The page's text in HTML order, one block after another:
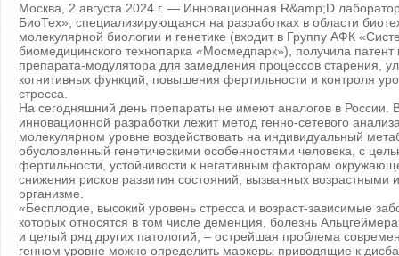
Москва, 2 августа 2024 г. — Инновационная R&amp;D
БиоТех», специализирующаяся на разработках в области
молекулярной биологии и генетике (входит в Группу АФК
биомедицинского технопарка «Мосмедпарк»), получила патент
препарата-модулятора для замедления процессов старения,
когнитивных функций, повышения фертильности и контроля
стресса.
На сегодняшний день препараты не имеют аналогов в России.
инновационной разработки лежит метод генно-сетевого
молекулярном уровне воздействовать на индивидуальный
обусловленный генетическими особенностями человека, с
фертильности, устойчивости к негативным факторам
снижения рисков развития состояний, вызванных возрастными
организме.
«Бесплодие, высокий уровень стресса и возраст-зависимые
которых относятся в том числе деменция, болезнь
и целый ряд других патологий, – острейшая проблема
генном уровне можно определить маркеры приводящие к